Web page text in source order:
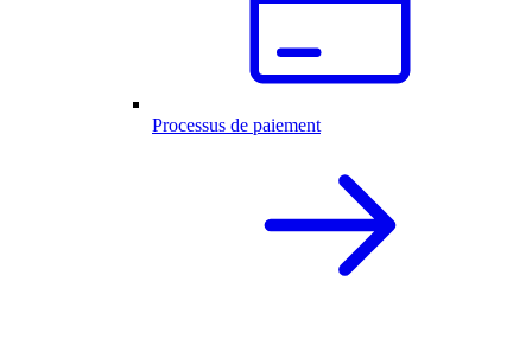
Processus de paiement